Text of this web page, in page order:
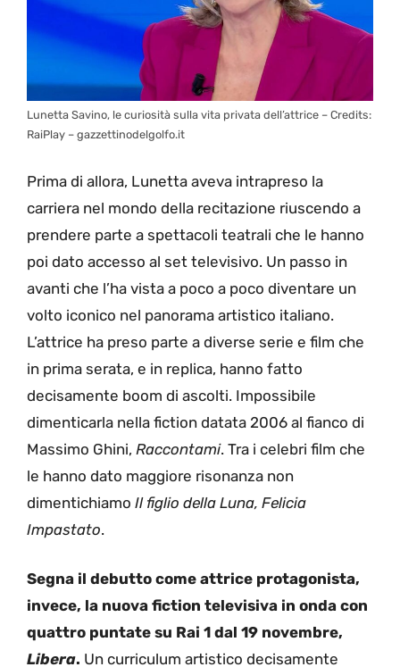
Lunetta Savino, le curiosità sulla vita privata dell’attrice – Credits:
RaiPlay – gazzettinodelgolfo.it
Prima di allora, Lunetta aveva intrapreso la
carriera nel mondo della recitazione riuscendo a
prendere parte a spettacoli teatrali che le hanno
poi dato accesso al set televisivo. Un passo in
avanti che l’ha vista a poco a poco diventare un
volto iconico nel panorama artistico italiano.
L’attrice ha preso parte a diverse serie e film che
in prima serata, e in replica, hanno fatto
decisamente boom di ascolti. Impossibile
dimenticarla nella fiction datata 2006 al fianco di
Massimo Ghini, Raccontami. Tra i celebri film che
le hanno dato maggiore risonanza non
dimentichiamo Il figlio della Luna, Felicia
Impastato.
Segna il debutto come attrice protagonista,
invece, la nuova fiction televisiva in onda con
quattro puntate su Rai 1 dal 19 novembre,
Libera. Un curriculum artistico decisamente